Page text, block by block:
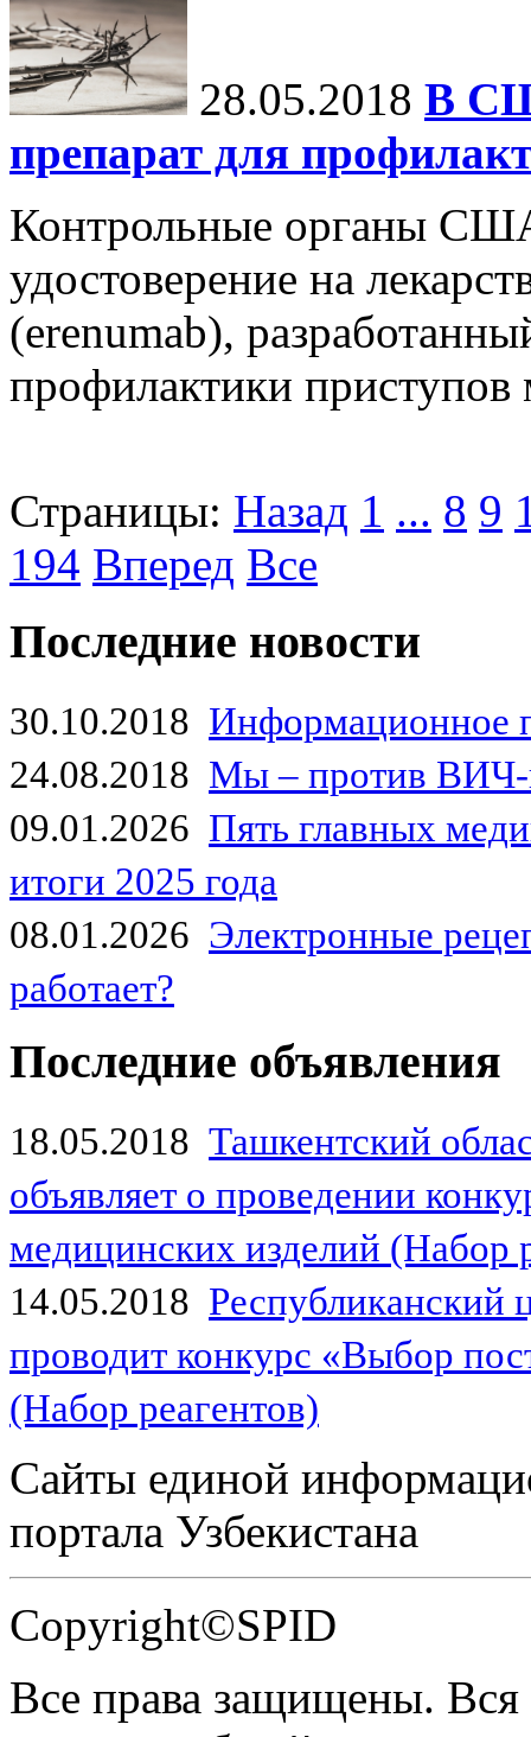
28.05.2018 В
препарат для
Контрольные органы
удостоверение на
(erenumab),
профилактики
Страницы: Назад 1 ... 8 9
194 Вперед Все
Последние новости
30.10.2018 Информационное
24.08.2018 Мы – против
09.01.2026 Пять главных
итоги 2025 года
08.01.2026 Электронные
работает?
Последние объявления
18.05.2018 Ташкентский
объявляет о проведении
медицинских изделий (Набор
14.05.2018
проводит конкурс «Выбор
(Набор реагентов)
Сайты единой
портала Узбекистана
Copyright©SPID
Все права защищены.